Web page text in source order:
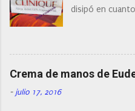
disipó en
resistirse a
Crema de manos de
- julio 17, 2016